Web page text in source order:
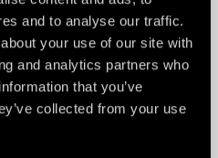
and to analyse our traffic.
your use of our site with
and analytics partners who
that you’ve
collected from your use
CENTRAL (SSH)